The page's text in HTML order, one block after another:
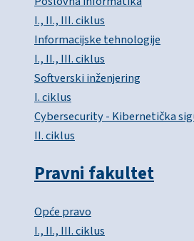
I., II., III. ciklus
Informacijske tehnologije
I., II., III. ciklus
Softverski inženjering
I. ciklus
Cybersecurity - Kibernetička
II. ciklus
Pravni fakultet
Opće pravo
I., II., III. ciklus